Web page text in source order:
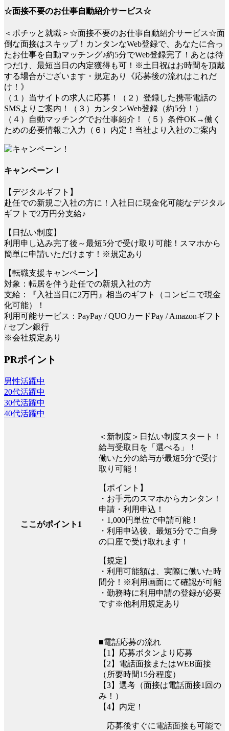
☆面接不要のお仕事自動紹介サービス☆
＜ポチッと就職＞☆面接不要のお仕事自動紹介サービス☆面
倒な面接はスキップ！カンタンなWeb登録で、あなたに合っ
たお仕事を自動マッチング♪約5分でWeb登録完了！あとは待
つだけ、最短当日の内定獲得も可！※土日祝はお時間を頂戴
する場合がございます・規定あり《応募後の流れはこれだ
け！》
（１）当サイトの求人に応募！（２）登録した携帯電話の
SMSよりご案内！（３）カンタンWeb登録（約5分！）
（４）自動マッチングでお仕事紹介！（５）条件OK→働く
ための必要情報ご入力（６）内定！当社より入社のご案内
キャンペーン！
【デジタルギフト】
赴任での新規ご入社の方に！入社日に現金化可能なデジタル
ギフトで2万円分支給♪
【日払い制度】
利用申し込み完了後～最短5分で受け取り可能！スマホから
簡単に申請いただけます！※規定あり
【転職支援キャンペーン】
対象：転居を伴う赴任での新規入社の方
支給：『入社当日に2万円』相当のギフト（コンビニで現金
化可能）！
利用可能サービス：PayPay / QUOカードPay / Amazonギフト
/ セブン銀行
※会社規定あり
PRポイント
男性活躍中
20代活躍中
30代活躍中
40代活躍中
ここがポイント1
＜新制度＞日払い制度スタート！
給与受取日を「選べる」！
働いた分の給与が最短5分で受け
取り可能！
【ポイント】
・お手元のスマホからカンタン！
申請・利用申込！
・1,000円単位で申請可能！
・利用申込後、最短5分でご自身
の口座で受け取れます！
【規定】
・利用可能額は、実際に働いた時
間分！※利用画面にて確認が可能
・勤務時に利用申請の登録が必要
です※他利用規定あり
■電話応募の流れ
【1】応募ボタンより応募
【2】電話面接またはWEB面接
（所要時間15分程度）
【3】選考（面接は電話面接1回の
み！）
【4】内定！
応募後すぐに電話面接も可能で